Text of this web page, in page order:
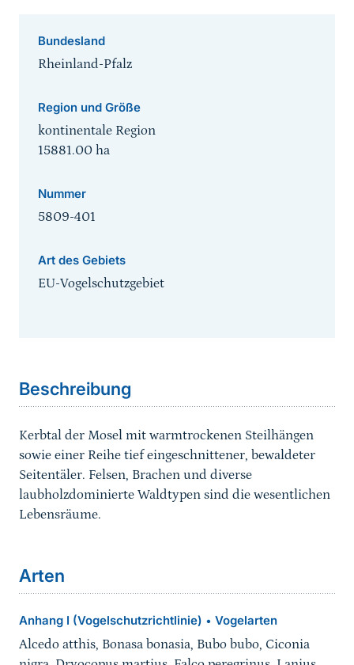
Bundesland
Rheinland-Pfalz
Region und Größe
kontinentale Region
15881.00 ha
Nummer
5809-401
Art des Gebiets
EU-Vogelschutzgebiet
Beschreibung
Kerbtal der Mosel mit warmtrockenen Steilhängen
sowie einer Reihe tief eingeschnittener, bewaldeter
Seitentäler. Felsen, Brachen und diverse
laubholzdominierte Waldtypen sind die wesentlichen
Lebensräume.
Arten
Anhang I (Vogelschutzrichtlinie) • Vogelarten
Alcedo atthis, Bonasa bonasia, Bubo bubo, Ciconia